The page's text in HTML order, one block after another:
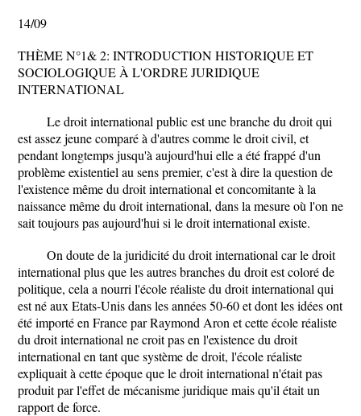
14/09
THÈME N°1& 2: INTRODUCTION HISTORIQUE ET
SOCIOLOGIQUE À L'ORDRE JURIDIQUE
INTERNATIONAL
Le droit international public est une branche du droit qui
est assez jeune comparé à d'autres comme le droit civil, et
pendant longtemps jusqu'à aujourd'hui elle a été frappé d'un
problème existentiel au sens premier, c'est à dire la question de
l'existence même du droit international et concomitante à la
naissance même du droit international, dans la mesure où l'on ne
sait toujours pas aujourd'hui si le droit international existe.
On doute de la juridicité du droit international car le droit
international plus que les autres branches du droit est coloré de
politique, cela a nourri l'école réaliste du droit international qui
est né aux Etats-Unis dans les années 50-60 et dont les idées ont
été importé en France par Raymond Aron et cette école réaliste
du droit international ne croit pas en l'existence du droit
international en tant que système de droit, l'école réaliste
expliquait à cette époque que le droit international n'était pas
produit par l'effet de mécanisme juridique mais qu'il était un
rapport de force.